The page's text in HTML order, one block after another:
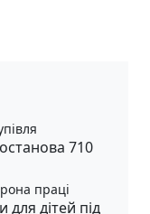
710
праці
для дітей під